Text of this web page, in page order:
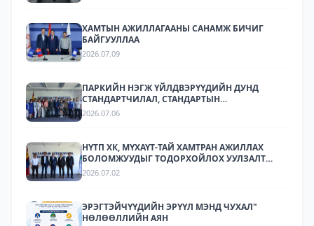
ХАМТЫН АЖИЛЛАГААНЫ САНАМЖ БИЧИГ
БАЙГУУЛЛАА
2026.07.09
ПАРКИЙН НЭГЖ ҮЙЛДВЭРҮҮДИЙН ДУНД
СТАНДАРТЧИЛАЛ, СТАНДАРТЫН
ХЭРЭГЖИЛТИЙН ТАЛААР СУРГАЛТ,
2026.07.06
НҮТП ХК, МҮХАҮТ-ТАЙ ХАМТРАН АЖИЛЛАХ
БОЛОМЖУУДЫГ ТОДОРХОЙЛОХ УУЛЗАЛТ
ЗОХИОН БАЙГУУЛАГДЛАА.
2026.07.02
ЭРЭГТЭЙЧҮҮДИЙН ЭРҮҮЛ МЭНД ЧУХАЛ"
НӨЛӨӨЛЛИЙН АЯН